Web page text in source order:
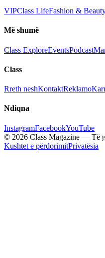
VIPClass LifeFashion &
Më shumë
Class ExploreEventsPodcast
Class
Rreth neshKontaktReklamo
Ndiqna
InstagramFacebookYouTube
© 2026 Class Magazine — Të
Kushtet e përdorimitPrivatësia